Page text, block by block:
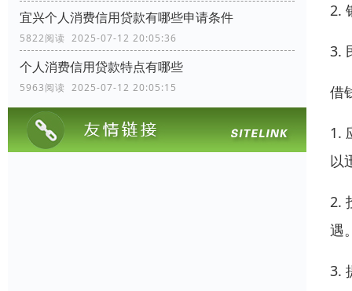
宜兴个人消费信用贷款有哪些申请条件
5822阅读 2025-07-12 20:05:36
个人消费信用贷款特点有哪些
5963阅读 2025-07-12 20:05:15
2.
3.
借
1.
以
2.
遇
3.